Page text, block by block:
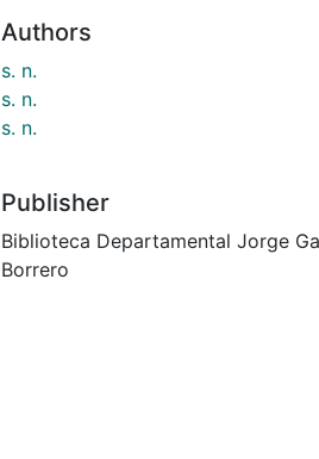
Authors
s. n.
s. n.
s. n.
Publisher
Biblioteca Departamental Jorge
Borrero